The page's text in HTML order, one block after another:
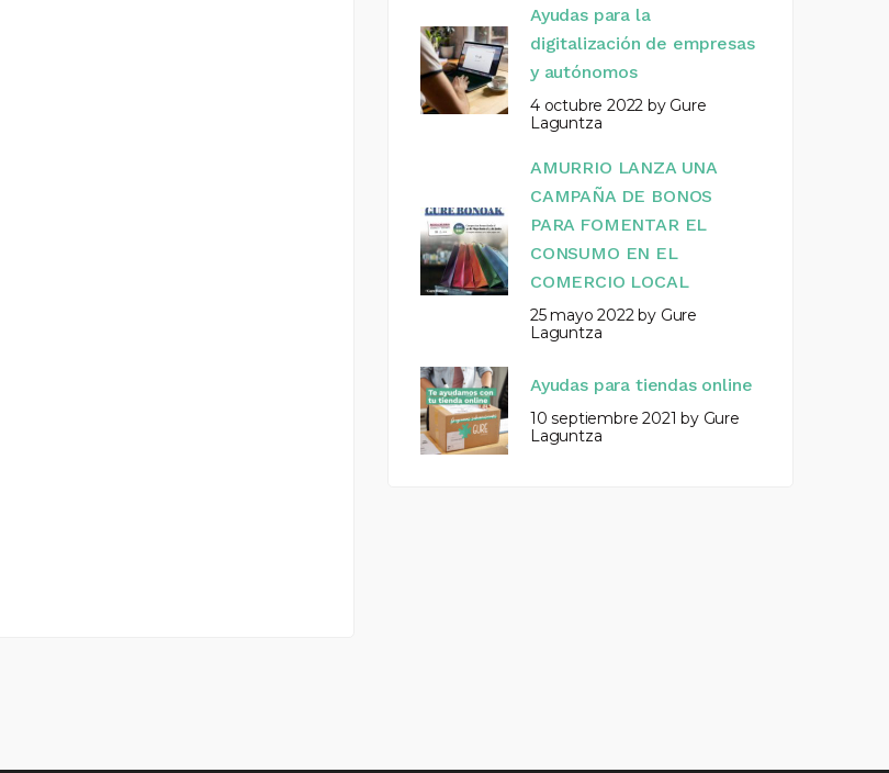
Ayudas para la
digitalización de empresas
y autónomos
4 octubre 2022 by Gure
Laguntza
AMURRIO LANZA UNA
CAMPAÑA DE BONOS
PARA FOMENTAR EL
CONSUMO EN EL
COMERCIO LOCAL
25 mayo 2022 by Gure
Laguntza
Ayudas para tiendas online
10 septiembre 2021 by Gure
Laguntza